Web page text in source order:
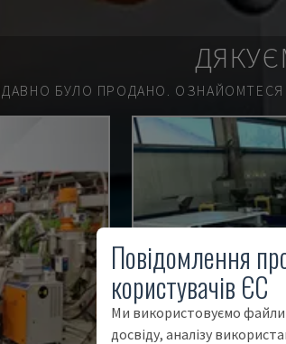
БУЛО ПРОДАНО. ОЗНАЙОМТЕСЯ
Повідомлення
користувачів ЄС
Ми використовуємо
досвіду, аналізу